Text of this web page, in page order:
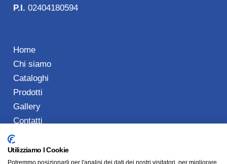
P.I. 02404180594
Home
Chi siamo
Cataloghi
Prodotti
Gallery
Contatti
Utilizziamo I Cookie
Potremmo posizionarli per l'analisi dei dati dei nostri visitatori, per migliorare